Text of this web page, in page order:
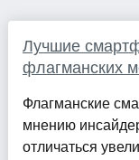
Лучшие
флагманских
Флагманские
мнению
отличаться